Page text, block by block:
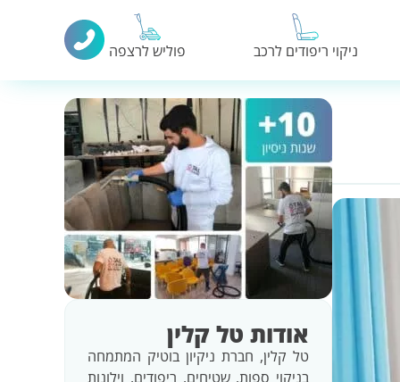
ניקוי ריפודים לרכב פוליש לרצפה
אודות טל קלין
טל קלין, חברת ניקיון בוטיק המתמחה
בניקוי ספות, שטיחים, ריפודים, וילונות